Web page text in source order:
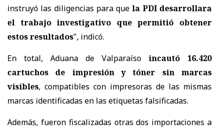
instruyó las diligencias para quela PDI desarrollara
el trabajo investigativo que permitió obtener
estos resultados", indicó.
En total, Aduana de Valparaíso incautó 16.420
cartuchos de impresión y tóner sin marcas
visibles, compatibles con impresoras de las mismas
marcas identificadas en las etiquetas falsificadas.
Además, fueron fiscalizadas otras dos importaciones a